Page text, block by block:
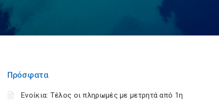
Πρόσφατα
Ενοίκια: Τέλος οι πληρωμές με μετρητά από 1η